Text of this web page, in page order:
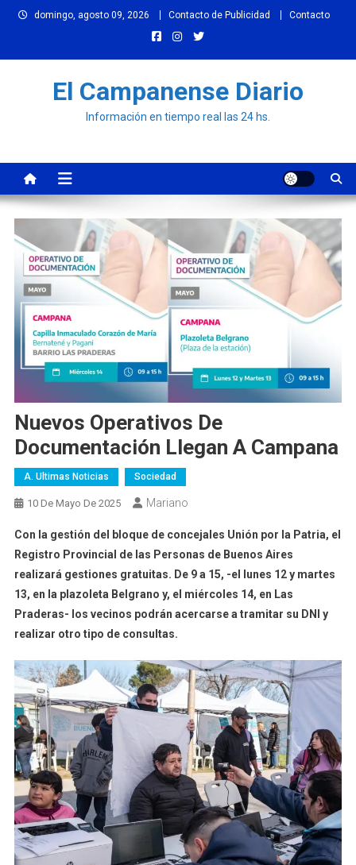
Skip
domingo, agosto 09, 2026 Contacto de Publicidad Contacto
El Campanense Diario
Información en tiempo real las 24 hs.
Nuevos Operativos De
Documentación Llegan A Campana
A. Ultimas Noticias Sociedad
10 De Mayo De 2025 Mariano
Con la gestión del bloque de concejales Unión por la Patria, el
Registro Provincial de las Personas de Buenos Aires
realizará gestiones gratuitas. De 9 a 15, -el lunes 12 y martes
13, en la plazoleta Belgrano y, el miércoles 14, en Las
Praderas- los vecinos podrán acercarse a tramitar su DNI y
realizar otro tipo de consultas.